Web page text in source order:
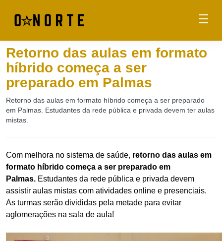
Retorno das aulas em formato
híbrido começa a ser
preparado em Palmas
Retorno das aulas em formato híbrido começa a ser preparado
em Palmas. Estudantes da rede pública e privada devem ter aulas
mistas.
Com melhora no sistema de saúde, retorno das aulas em
formato híbrido começa a ser preparado em
Palmas. Estudantes da rede pública e privada devem
assistir aulas mistas com atividades online e presenciais.
As turmas serão divididas pela metade para evitar
aglomerações na sala de aula!